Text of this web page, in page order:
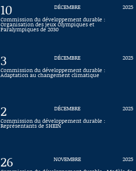
10 DÉCEMBRE
2025
Commission du développement durable :
Organisation des jeux Olympiques et
Paralympiques de 2030
3 DÉCEMBRE
2025
Commission du développement durable :
Adaptation au changement climatique
2 DÉCEMBRE
2025
Commission du développement durable :
Représentants de SHEIN
26 NOVEMBRE
2025